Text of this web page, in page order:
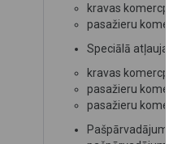
kravas
pasažieru
Speciālā
kravas
pasažieru
pasažieru